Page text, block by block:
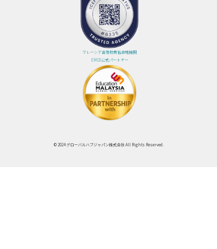
マレーシア高等教育省直轄機関
EMGS公式パートナー
© 2024 グローバルハブジャパン株式会社 All Rights Reserved.